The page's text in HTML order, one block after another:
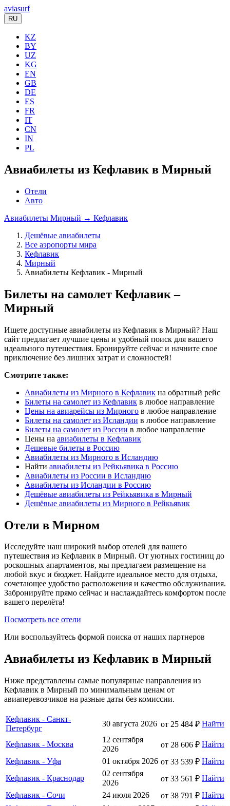
aviasurf
RU
KZ
BY
UZ
KG
EN
GB
DE
ES
FR
IT
CN
IN
PL
Авиабилеты из Кефлавик в Мирный
Отели
Авто
Авиабилеты Мирный → Кефлавик
Дешёвые авиабилеты
Все аэропорты мира
Кефлавик
Мирный
Авиабилеты Кефлавик - Мирный
Билеты на самолет Кефлавик –
Мирный
Ищете доступные авиабилеты из Кефлавик в Мирный? Наш
сайт предлагает лучшие цены и удобный поиск для вашего
идеального путешествия. Бронируйте сейчас и начните свое
приключение без лишних затрат и сложностей!
Смотрите также:
Авиабилеты из Мирного в Кефлавик на обратный рейс
Билеты на самолет из Кефлавик в любое направление
Цены на авиарейсы из Мирного в любое направление
Билеты на самолет из Исландии в любое направление
Билеты на самолет из России в любое направление
Цены на авиабилеты в Кефлавик
Дешевые билеты в Россию
Авиабилеты из Мирного в Исландию
Найти авиабилеты из Рейкьявика в Россию
Авиабилеты из России в Исландию
Авиабилеты из Исландии в Россию
Дешёвые авиабилеты из Рейкьявика в Мирный
Дешёвые авиабилеты из Мирного в Рейкьявик
Отели в Мирном
Исследуйте наш широкий выбор отелей для вашего
путешествия из Кефлавик в Мирный. От уютных гостиниц до
роскошных апартаментов, мы предлагаем размещение на
любой вкус и бюджет. Найдите идеальное место для отдыха,
сочетающее удобство расположения и качество обслуживания.
Забронируйте прямо сейчас и наслаждайтесь комфортом после
вашего перелёта!
Посмотреть все отели
Или воспользуйтесь формой поиска от наших партнеров
Авиабилеты из Кефлавик в Мирный
Ниже представлены самые популярные направления из
Кефлавик в Мирный по минимальным ценам от
авиаперевозчиков на разные даты без комиссии.
Кефлавик - Санкт-
Петербург
30 августа 2026 от 25 484 ₽ Найти
Кефлавик - Москва
12 сентября
2026
от 28 606 ₽ Найти
Кефлавик - Уфа
01 октября 2026 от 33 539 ₽ Найти
Кефлавик - Краснодар
02 сентября
2026
от 33 561 ₽ Найти
Кефлавик - Сочи
24 июля 2026 от 38 791 ₽ Найти